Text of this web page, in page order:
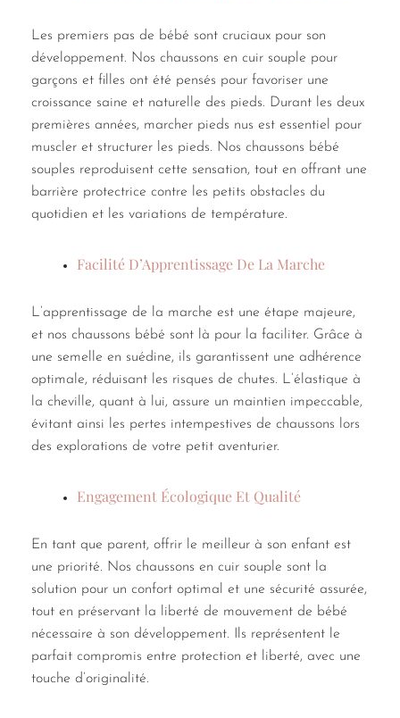
Les premiers pas de bébé sont cruciaux pour son
développement. Nos chaussons en cuir souple pour
garçons et filles ont été pensés pour favoriser une
croissance saine et naturelle des pieds. Durant les deux
premières années, marcher pieds nus est essentiel pour
muscler et structurer les pieds. Nos chaussons bébé
souples reproduisent cette sensation, tout en offrant une
barrière protectrice contre les petits obstacles du
quotidien et les variations de température.
Facilité D’Apprentissage De La Marche
L’apprentissage de la marche est une étape majeure,
et nos chaussons bébé sont là pour la faciliter. Grâce à
une semelle en suédine, ils garantissent une adhérence
optimale, réduisant les risques de chutes. L’élastique à
la cheville, quant à lui, assure un maintien impeccable,
évitant ainsi les pertes intempestives de chaussons lors
des explorations de votre petit aventurier.
Engagement Écologique Et Qualité
En tant que parent, offrir le meilleur à son enfant est
une priorité. Nos chaussons en cuir souple sont la
solution pour un confort optimal et une sécurité assurée,
tout en préservant la liberté de mouvement de bébé
nécessaire à son développement. Ils représentent le
parfait compromis entre protection et liberté, avec une
touche d’originalité.